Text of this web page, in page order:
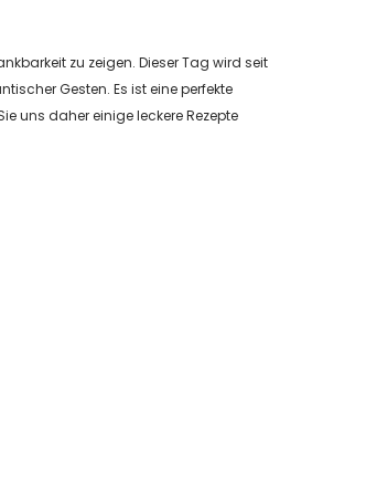
zu zeigen. Dieser Tag wird seit
Gesten. Es ist eine perfekte
uns daher einige leckere Rezepte